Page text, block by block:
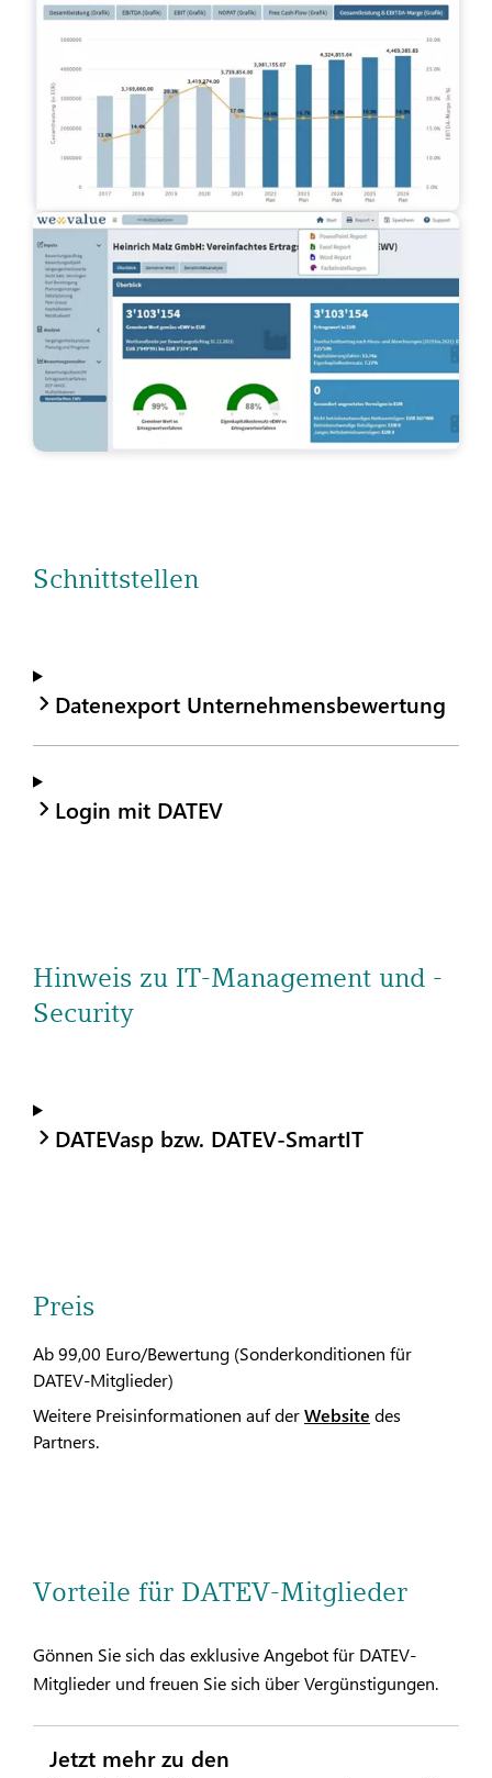
Schnittstellen
Datenexport Unternehmensbewertung
Login mit DATEV
Hinweis zu IT-Management und -
Security
DATEVasp bzw. DATEV-SmartIT
Preis
Ab 99,00 Euro/Bewertung (Sonderkonditionen für
DATEV-Mitglieder)
Weitere Preisinformationen auf derWebsite des
Partners.
Vorteile für DATEV-Mitglieder
Gönnen Sie sich das exklusive Angebot für DATEV-
Mitglieder und freuen Sie sich über Vergünstigungen.
Jetzt mehr zu den